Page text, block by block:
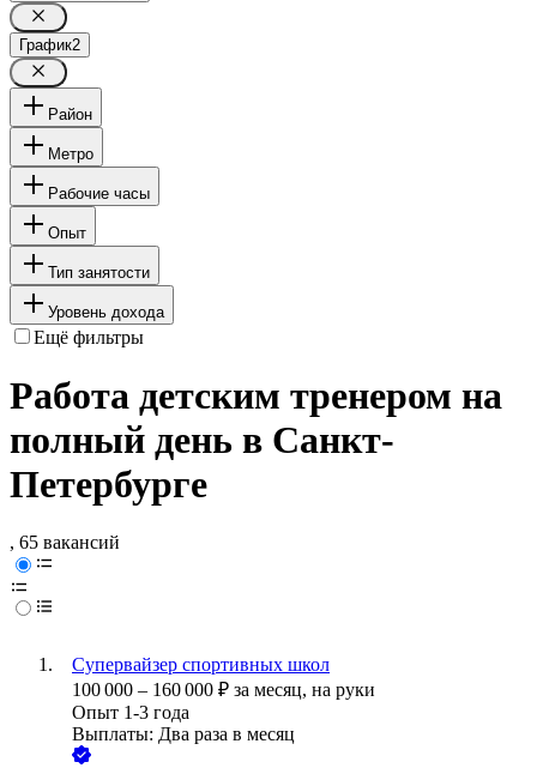
График2
Район
Метро
Рабочие часы
Опыт
Тип занятости
Уровень дохода
Ещё фильтры
Работа детским тренером на
полный день в Санкт-
Петербурге
, 65 вакансий
Супервайзер спортивных школ
100 000 – 160 000 ₽ за месяц, на руки
Опыт 1-3 года
Выплаты: Два раза в месяц